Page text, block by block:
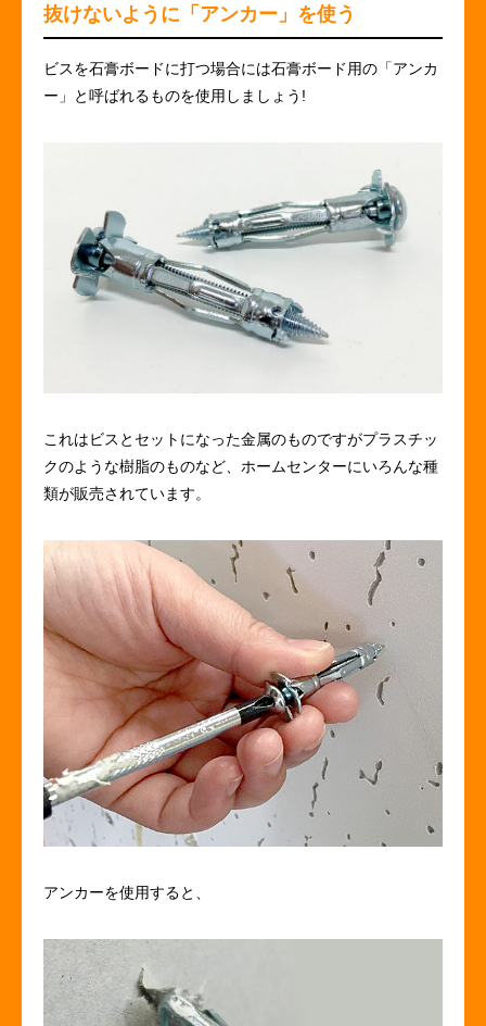
抜けないように「アンカー」を使う
ビスを石膏ボードに打つ場合には石膏ボード用の「アンカ
ー」と呼ばれるものを使用しましょう!
これはビスとセットになった金属のものですがプラスチッ
クのような樹脂のものなど、ホームセンターにいろんな種
類が販売されています。
アンカーを使用すると、